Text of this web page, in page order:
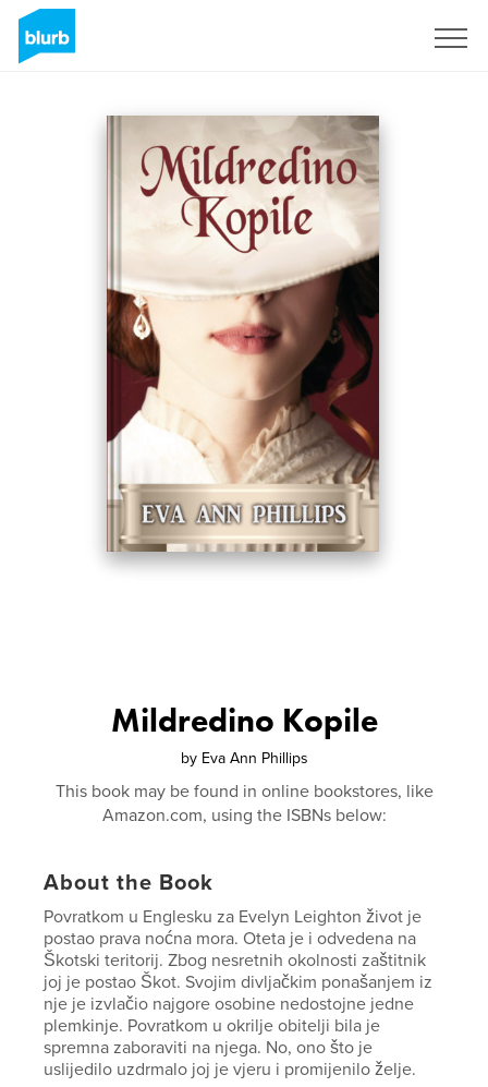
Mildredino Kopile
by Eva Ann Phillips
This book may be found in online bookstores, like
Amazon.com, using the ISBNs below:
About the Book
Povratkom u Englesku za Evelyn Leighton život je
postao prava noćna mora. Oteta je i odvedena na
Škotski teritorij. Zbog nesretnih okolnosti zaštitnik
joj je postao Škot. Svojim divljačkim ponašanjem iz
nje je izvlačio najgore osobine nedostojne jedne
plemkinje. Povratkom u okrilje obitelji bila je
spremna zaboraviti na njega. No, ono što je
uslijedilo uzdrmalo joj je vjeru i promijenilo želje.